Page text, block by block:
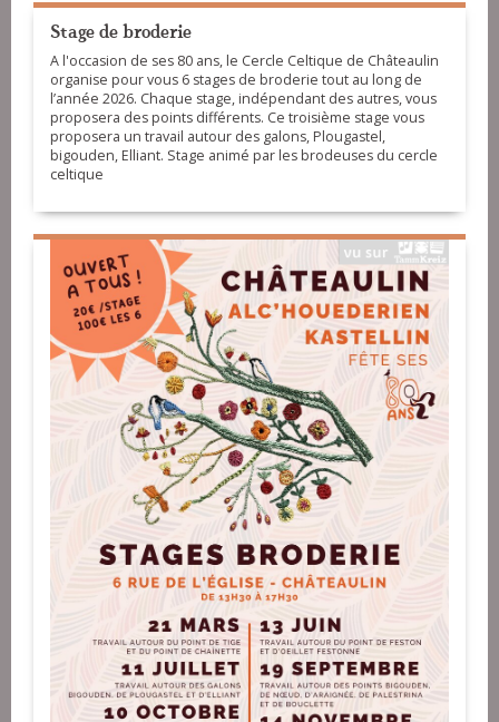
Stage de broderie
A l'occasion de ses 80 ans, le Cercle Celtique de Châteaulin
organise pour vous 6 stages de broderie tout au long de
l’année 2026. Chaque stage, indépendant des autres, vous
proposera des points différents. Ce troisième stage vous
proposera un travail autour des galons, Plougastel,
bigouden, Elliant. Stage animé par les brodeuses du cercle
celtique